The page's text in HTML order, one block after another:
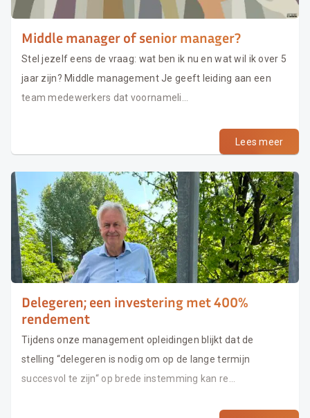
Middle manager of senior manager?
Stel jezelf eens de vraag: wat ben ik nu en wat wil ik over 5
jaar zijn? Middle management Je geeft leiding aan een
team medewerkers dat voornameli...
Lees meer
Delegeren; een investering met 400%
rendement
Tijdens onze management opleidingen blijkt dat de
stelling “delegeren is nodig om op de lange termijn
succesvol te zijn“ op brede instemming kan re...